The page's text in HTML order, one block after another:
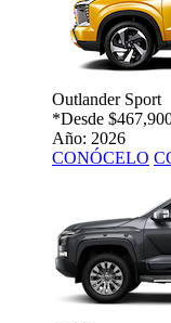
Outlander Sport
*Desde
Año: 2026
CONÓCELO